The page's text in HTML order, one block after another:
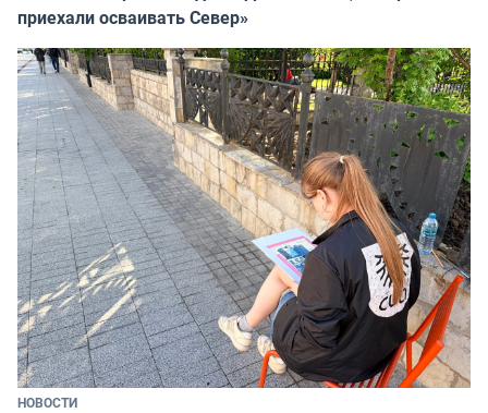
приехали осваивать Север»
НОВОСТИ